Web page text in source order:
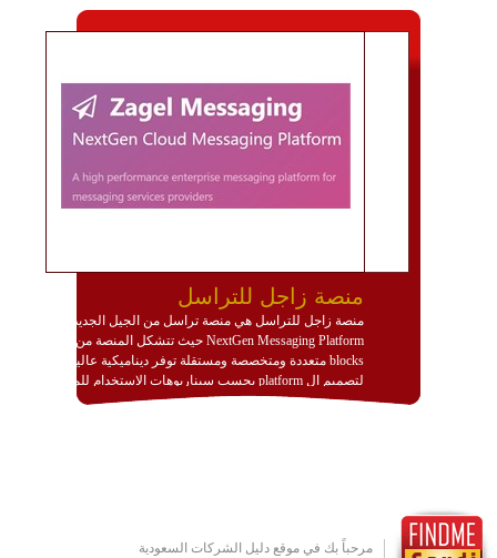
منصة زاجل للتراسل
منصة زاجل للتراسل هي منصة تراسل من الجيل الجديد
NextGen Messaging Platform حيث تتشكل المنصة من
blocks متعددة ومتخصصة ومستقلة توفر ديناميكية عالية
لتصميم ال platform بحسب سيناريوهات الاستخدام للمنصة
وتتوافق مع النشر والاستثمار ضمن بيئة استضافة dedicated
http://www.plutosms.com/zagel
مرحباً بك في موقع دليل الشركات السعودية